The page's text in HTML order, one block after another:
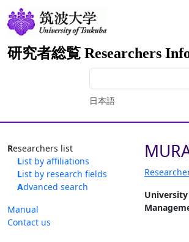
研究者総覧 Researchers
日本語
Researchers list
List by affiliations
List by research fields
Advanced search
Manual
Contact us
University